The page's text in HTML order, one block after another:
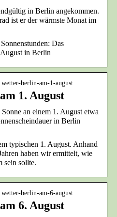
in Berlin angekommen.
ist er der wärmste Monat im
Das
in Berlin
berlin-am-1-august
1. August
an einem 1. August etwa
in Berlin
typischen 1. August. Anhand
haben wir ermittelt, wie
sein sollte.
berlin-am-6-august
6. August